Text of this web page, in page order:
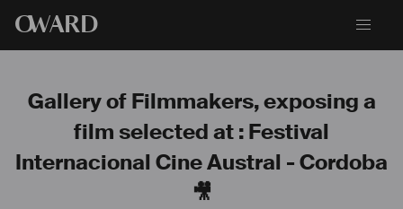
OWARD
Gallery of Filmmakers, exposing a
film selected at : Festival
Internacional Cine Austral - Cordoba
🎥